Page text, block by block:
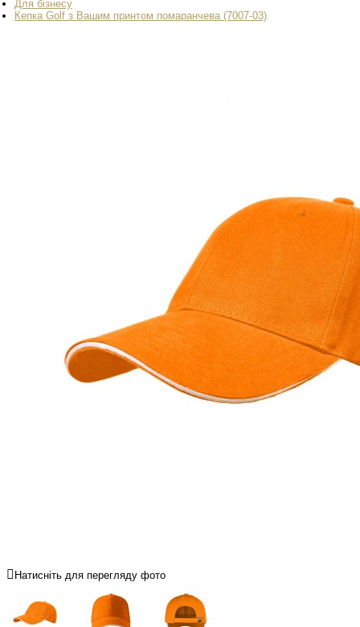
Для бізнесу
Кепка Golf з Вашим принтом помаранчева (7007-03)
Натисніть для перегляду фото